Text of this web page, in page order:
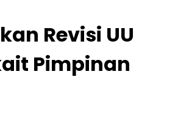
Revisi UU
Pimpinan